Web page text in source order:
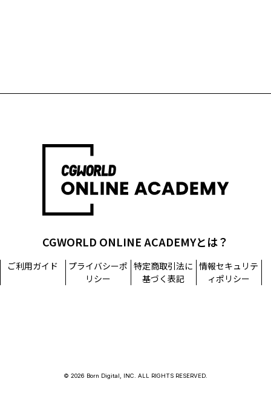
CGWORLD ONLINE ACADEMYとは？
ご利用ガイド
プライバシーポ
リシー
特定商取引法に
基づく表記
情報セキュリテ
ィポリシー
© 2026 Born Digital, INC. ALL RIGHTS RESERVED.